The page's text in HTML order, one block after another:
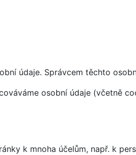
údaje. Správcem těchto
osobní údaje (včetně
k mnoha účelům, např. k